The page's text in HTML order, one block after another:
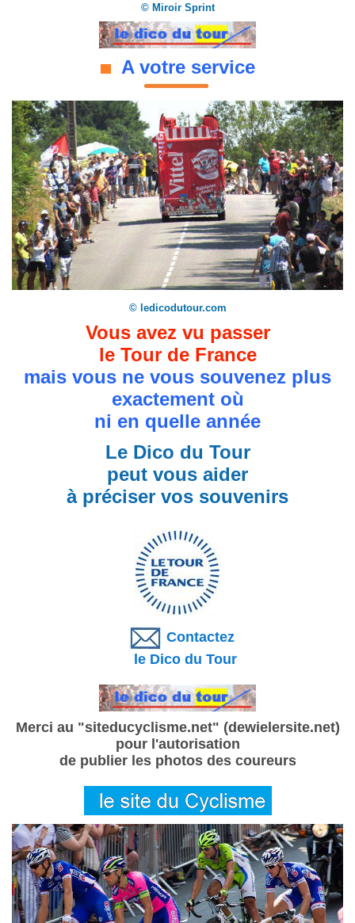
© Miroir Sprint
A votre service
© ledicodutour.com
Vous avez vu passer
le Tour de France
mais vous ne vous souvenez plus
exactement où
ni en quelle année
Le Dico du Tour
peut vous aider
à préciser vos souvenirs
Contactez
le Dico du Tour
Merci au "siteducyclisme.net" (dewielersite.net)
pour l'autorisation
de publier les photos des coureurs